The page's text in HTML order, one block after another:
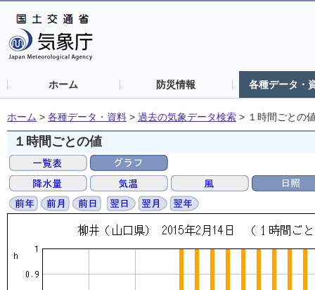
ホーム 防災情報 各種データ・
ホーム > 各種データ・資料 > 過去の気象データ検索 > １時間ごとの
１時間ごとの値